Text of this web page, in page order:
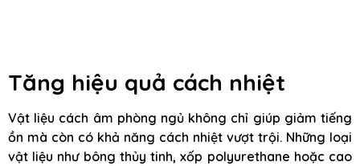
Tăng hiệu quả cách nhiệt
Vật liệu cách âm phòng ngủ không chỉ giúp giảm tiếng
ồn mà còn có khả năng cách nhiệt vượt trội. Những loại
vật liệu như bông thủy tinh, xốp polyurethane hoặc cao